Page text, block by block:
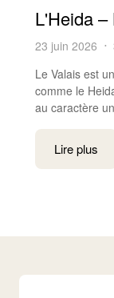
L'Heida –
23 juin 2026
Le Valais est
comme le
au caractère
Lire plus